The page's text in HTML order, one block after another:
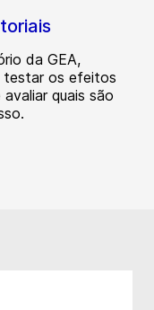
da GEA,
testar os efeitos
quais são